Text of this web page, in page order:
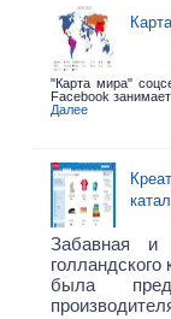
"Карта мира"
Facebook
Далее
Забавная и
была